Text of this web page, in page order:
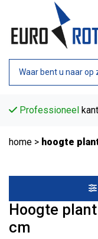
Professioneel
home > hoogte
Hoogte
cm